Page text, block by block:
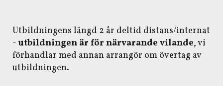
Utbildningens längd 2 år deltid distans/internat
- utbildningen är för närvarande vilande, vi
förhandlar med annan arrangör om övertag av
utbildningen.